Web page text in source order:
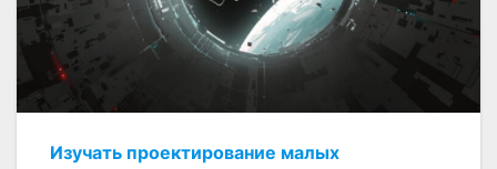
Изучать проектирование малых